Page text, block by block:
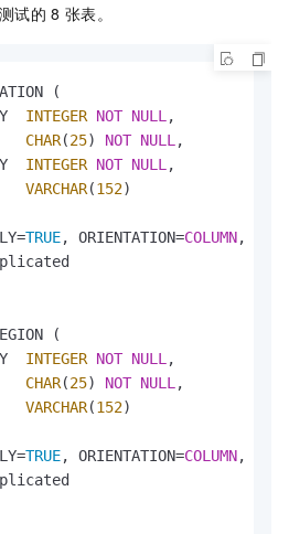
试的 8 张表。
(
INTEGER NOT NULL ,
CHAR(25) NOT NULL ,
INTEGER NOT NULL ,
VARCHAR(152)
=TRUE, ORIENTATION=COLUMN,
(
INTEGER NOT NULL ,
CHAR(25) NOT NULL ,
VARCHAR(152)
=TRUE, ORIENTATION=COLUMN,